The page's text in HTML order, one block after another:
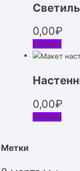
0,00₽
Скачать
0,00₽
Скачать
Метки